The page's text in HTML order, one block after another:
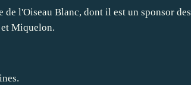
l'Oiseau Blanc, dont il est un sponsor des
et Miquelon.